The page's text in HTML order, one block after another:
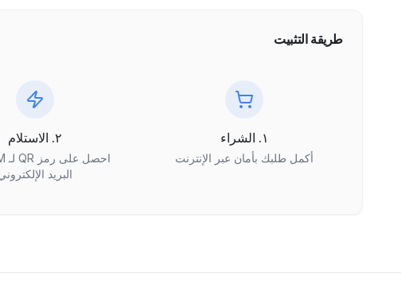
طريقة التثبيت
١. الشراء
أكمل طلبك بأمان عبر الإنترنت
٢. الاستلام
البريد